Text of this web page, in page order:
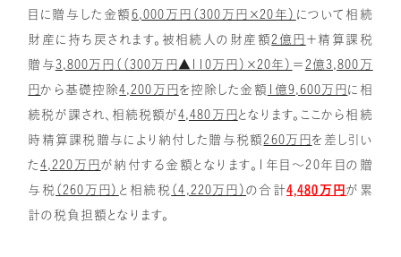
目に贈与した金額 6,000万円（300万円×20年） について相続
財産に持ち戻されます。被相続人の財産額 2億円 ＋精算課税
贈与3,800万円（（300万円▲110万円）×20年） ＝ 2億3,800万
円から基礎控除4,200万円 を控除した金額 1億9,600万円 に相
続税が課され、相続税額が4,480万円 となります。ここから相続
時精算課税贈与により納付した贈与税額 260万円 を差し引い
た 4,220万円 が納付する金額となります。1年目～20年目の贈
与税 （260万円） と相続税 （4,220万円）の合計4,480万円が累
計の税負担額となります。